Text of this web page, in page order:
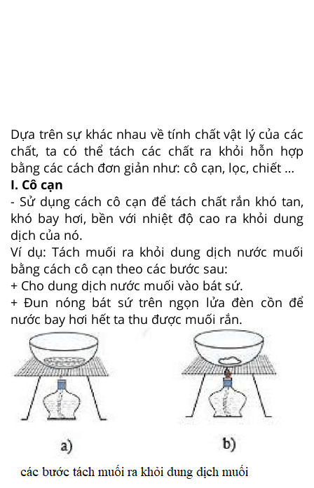
Dựa trên sự khác nhau về tính chất vật lý của các
chất, ta có thể tách các chất ra khỏi hỗn hợp
bằng các cách đơn giản như: cô cạn, lọc, chiết …
I. Cô cạn
- Sử dụng cách cô cạn để tách chất rắn khó tan,
khó bay hơi, bền với nhiệt độ cao ra khỏi dung
dịch của nó.
Ví dụ: Tách muối ra khỏi dung dịch nước muối
bằng cách cô cạn theo các bước sau:
+ Cho dung dịch nước muối vào bát sứ.
+ Đun nóng bát sứ trên ngọn lửa đèn cồn để
nước bay hơi hết ta thu được muối rắn.